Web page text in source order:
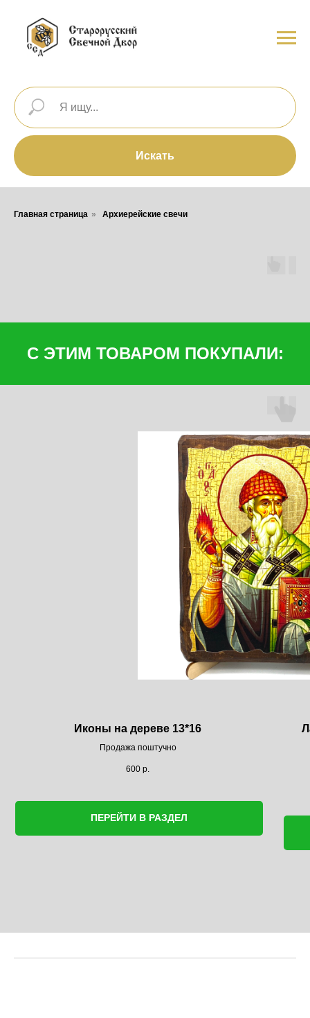
Искать
Главная страница » Архиерейские свечи
С ЭТИМ ТОВАРОМ ПОКУПАЛИ:
Иконы на дереве 13*16
Продажа поштучно
600 р.
ПЕРЕЙТИ В РАЗДЕЛ